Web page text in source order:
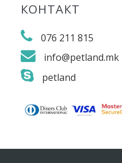
КОНТАКТ
076 211 815
info@petland.mk
petland